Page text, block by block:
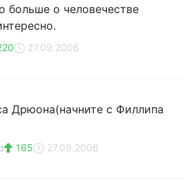
больше о человечестве
27.09.2006
Дрюона(начните с Филлипа
165 27.09.2006